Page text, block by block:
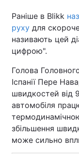
Раніше в Blikk
руху для
називають цей
цифрою".
Голова
Іспанії Пере
швидкостей від
автомобіля
збільшення
може сильно